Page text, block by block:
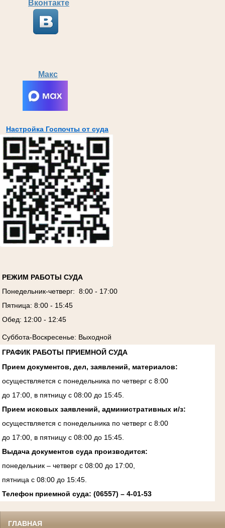
Вконтакте
Макс
Настройка Госпочты от суда
РЕЖИМ РАБОТЫ СУДА
Понедельник-четверг: 8:00 - 17:00
Пятница: 8:00 - 15:45
Обед: 12:00 - 12:45
Суббота-Воскресенье: Выходной
ГРАФИК РАБОТЫ ПРИЕМНОЙ СУДА
Прием документов, дел, заявлений, материалов:
осуществляется с понедельника по четверг с 8:00
до 17:00, в пятницу с 08:00 до 15:45.
Прием исковых заявлений, административных и/з:
осуществляется с понедельника по четверг с 8:00
до 17:00, в пятницу с 08:00 до 15:45.
Выдача документов суда производится:
понедельник – четверг с 08:00 до 17:00,
пятница с 08:00 до 15:45.
Телефон приемной суда: (06557) – 4-01-53
ГЛАВНАЯ